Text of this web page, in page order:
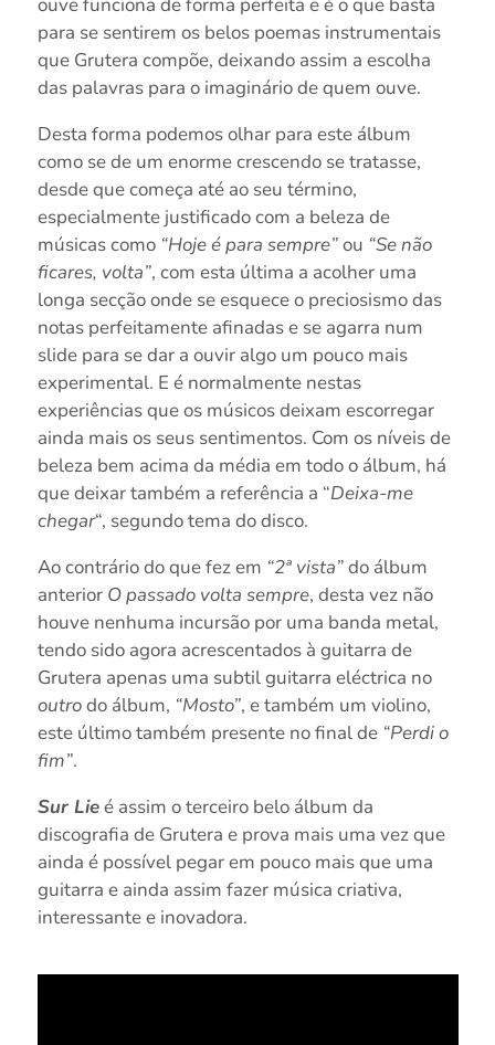
para se sentirem os belos poemas instrumentais
que Grutera compõe, deixando assim a escolha
das palavras para o imaginário de quem ouve.
Desta forma podemos olhar para este álbum
como se de um enorme crescendo se tratasse,
desde que começa até ao seu término,
especialmente justificado com a beleza de
músicas como “Hoje é para sempre”ou “Se não
ficares, volta”, com esta última a acolher uma
longa secção onde se esquece o preciosismo das
notas perfeitamente afinadas e se agarra num
slide para se dar a ouvir algo um pouco mais
experimental. E é normalmente nestas
experiências que os músicos deixam escorregar
ainda mais os seus sentimentos. Com os níveis de
beleza bem acima da média em todo o álbum, há
que deixar também a referência a “Deixa-me
chegar“, segundo tema do disco.
Ao contrário do que fez em “2ª vista”do álbum
anteriorO passado volta sempre, desta vez não
houve nenhuma incursão por uma banda metal,
tendo sido agora acrescentados à guitarra de
Grutera apenas uma subtil guitarra eléctrica no
outrodo álbum, “Mosto”, e também um violino,
este último também presente no final de “Perdi o
fim”.
Sur Lieé assim o terceiro belo álbum da
discografia de Grutera e prova mais uma vez que
ainda é possível pegar em pouco mais que uma
guitarra e ainda assim fazer música criativa,
interessante e inovadora.